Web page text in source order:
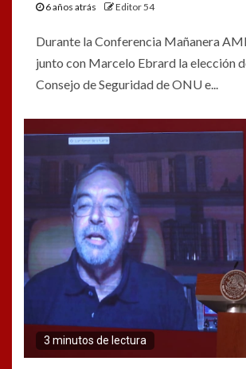
6 años atrás Editor 54
Durante la Conferencia Mañanera
junto con Marcelo Ebrard la elección
Consejo de Seguridad de ONU e...
3 minutos de lectura